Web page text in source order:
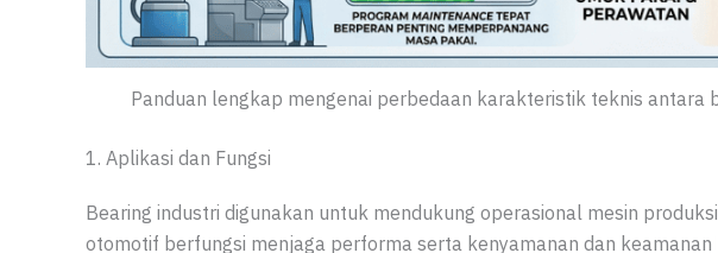
Panduan lengkap mengenai perbedaan karakteristik teknis
1. Aplikasi dan Fungsi
Bearing industri digunakan untuk mendukung operasional mesin
otomotif berfungsi menjaga performa serta kenyamanan dan keamanan